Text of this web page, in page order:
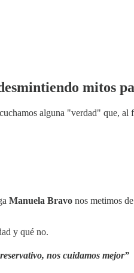
mitos
alguna "verdad" que, al
Manuela Bravo nos metimos
y qué no.
nos cuidamos mejor”